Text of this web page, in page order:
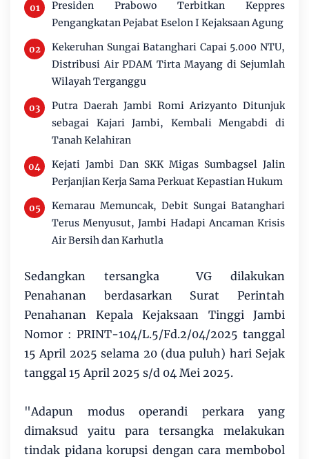
Presiden Prabowo Terbitkan Keppres
Pengangkatan Pejabat Eselon I Kejaksaan Agung
Kekeruhan Sungai Batanghari Capai 5.000 NTU,
Distribusi Air PDAM Tirta Mayang di Sejumlah
Wilayah Terganggu
Putra Daerah Jambi Romi Arizyanto Ditunjuk
sebagai Kajari Jambi, Kembali Mengabdi di
Tanah Kelahiran
Kejati Jambi Dan SKK Migas Sumbagsel Jalin
Perjanjian Kerja Sama Perkuat Kepastian Hukum
Kemarau Memuncak, Debit Sungai Batanghari
Terus Menyusut, Jambi Hadapi Ancaman Krisis
Air Bersih dan Karhutla
Sedangkan tersangka VG dilakukan
Penahanan berdasarkan Surat Perintah
Penahanan Kepala Kejaksaan Tinggi Jambi
Nomor : PRINT-104/L.5/Fd.2/04/2025 tanggal
15 April 2025 selama 20 (dua puluh) hari Sejak
tanggal 15 April 2025 s/d 04 Mei 2025.
"Adapun modus operandi perkara yang
dimaksud yaitu para tersangka melakukan
tindak pidana korupsi dengan cara membobol